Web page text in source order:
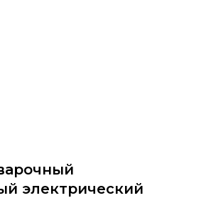
электрический